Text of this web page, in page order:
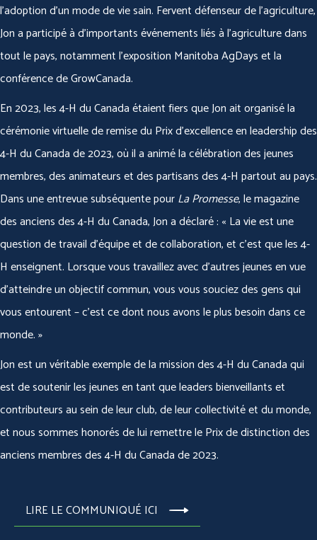
l’adoption d’un mode de vie sain. Fervent défenseur de l’agriculture,
Jon a participé à d’importants événements liés à l’agriculture dans
tout le pays, notamment l’exposition Manitoba AgDays et la
conférence de GrowCanada.
En 2023, les 4-H du Canada étaient fiers que Jon ait organisé la
cérémonie virtuelle de remise du Prix d’excellence en leadership des
4-H du Canada de 2023, où il a animé la célébration des jeunes
membres, des animateurs et des partisans des 4-H partout au pays.
Dans une entrevue subséquente pourLa Promesse, le magazine
des anciens des 4-H du Canada, Jon a déclaré : « La vie est une
question de travail d’équipe et de collaboration, et c’est que les 4-
H enseignent. Lorsque vous travaillez avec d’autres jeunes en vue
d’atteindre un objectif commun, vous vous souciez des gens qui
vous entourent – c’est ce dont nous avons le plus besoin dans ce
monde. »
Jon est un véritable exemple de la mission des 4-H du Canada qui
est de soutenir les jeunes en tant que leaders bienveillants et
contributeurs au sein de leur club, de leur collectivité et du monde,
et nous sommes honorés de lui remettre le Prix de distinction des
anciens membres des 4-H du Canada de 2023.
LIRE LE COMMUNIQUÉ ICI